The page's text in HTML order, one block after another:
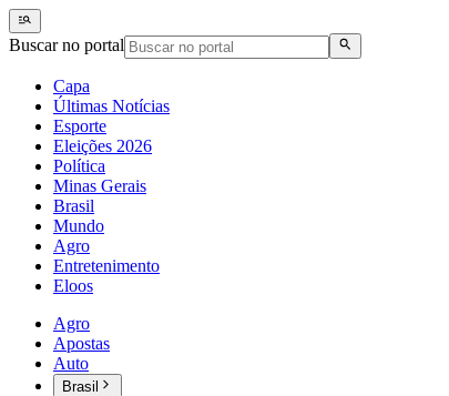
Buscar no portal
Capa
Últimas Notícias
Esporte
Eleições 2026
Política
Minas Gerais
Brasil
Mundo
Agro
Entretenimento
Eloos
Agro
Apostas
Auto
Brasil